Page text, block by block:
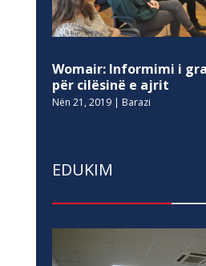
Womair: Informimi i
për cilësinë e ajrit
Nën 21, 2019| Barazi
EDUKIM